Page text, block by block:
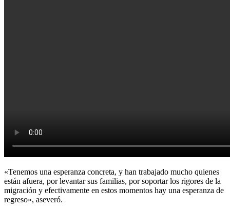
«Tenemos una esperanza concreta, y han trabajado mucho quienes
están afuera, por levantar sus familias, por soportar los rigores de la
migración y efectivamente en estos momentos hay una esperanza de
regreso», aseveró.